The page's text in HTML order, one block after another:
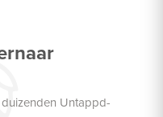
Untappd-